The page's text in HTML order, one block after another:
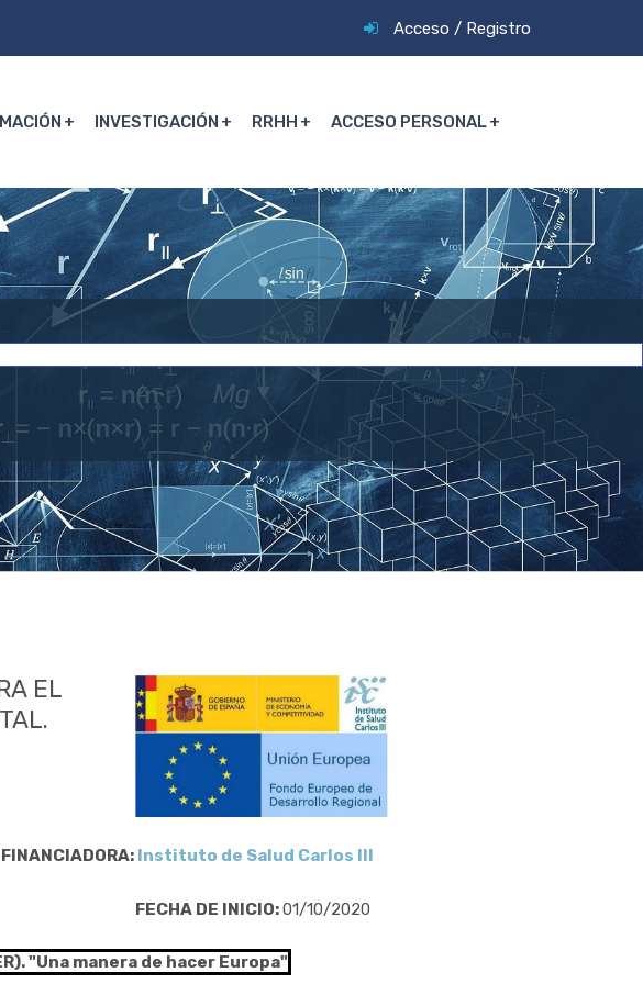
Acceso / Registro
INVESTIGACIÓN RRHH ACCESO PERSONAL
EL
Instituto de Salud Carlos III
FECHA DE INICIO:01/10/2020
"Una manera de hacer Europa"